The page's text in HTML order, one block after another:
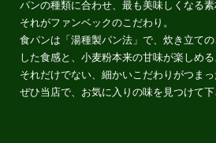
パンの種類に合わせ、最も美味しくなる素
それがファンベックのこだわり。
食パンは「湯種製パン法」で、炊き立て
した食感と、小麦粉本来の甘味が楽しめる
それだけでない、細かいこだわりがつまっ
ぜひ当店で、お気に入りの味を見つけて下